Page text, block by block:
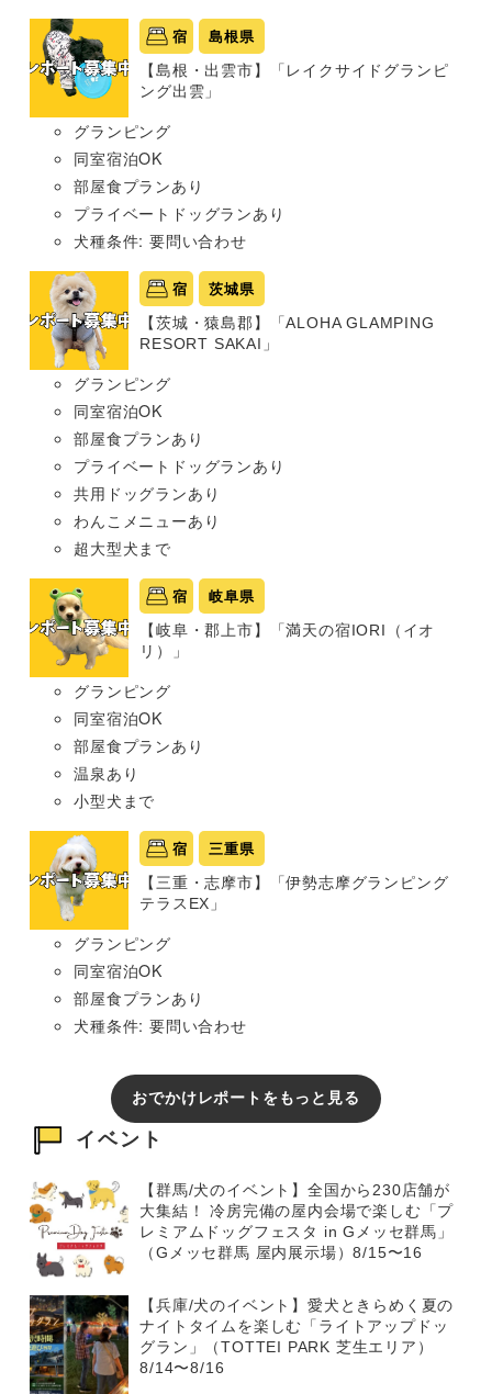
宿 島根県
【島根・出雲市】「レイクサイドグランピ
ング出雲」
グランピング
同室宿泊OK
部屋食プランあり
プライベートドッグランあり
犬種条件: 要問い合わせ
宿 茨城県
【茨城・猿島郡】「ALOHA GLAMPING
RESORT SAKAI」
グランピング
同室宿泊OK
部屋食プランあり
プライベートドッグランあり
共用ドッグランあり
わんこメニューあり
超大型犬まで
宿 岐阜県
【岐阜・郡上市】「満天の宿IORI（イオ
リ）」
グランピング
同室宿泊OK
部屋食プランあり
温泉あり
小型犬まで
宿 三重県
【三重・志摩市】「伊勢志摩グランピング
テラスEX」
グランピング
同室宿泊OK
部屋食プランあり
犬種条件: 要問い合わせ
おでかけレポートをもっと見る
イベント
【群馬/犬のイベント】全国から230店舗が
大集結！ 冷房完備の屋内会場で楽しむ「プ
レミアムドッグフェスタ in Gメッセ群馬」
（Gメッセ群馬 屋内展示場）8/15〜16
【兵庫/犬のイベント】愛犬ときらめく夏の
ナイトタイムを楽しむ「ライトアップドッ
グラン」（TOTTEI PARK 芝生エリア）
8/14〜8/16